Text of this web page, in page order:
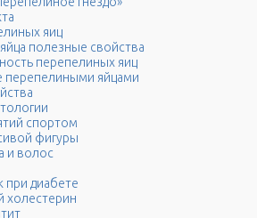
яиц
полезные свойства
перепелиных яиц
перепелиными яйцами
спортом
фигуры
и волос
при диабете
холестерин